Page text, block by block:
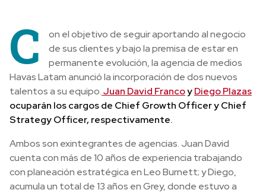
C
on el objetivo de seguir aportando al negocio
de sus clientes y bajo la premisa de estar en
permanente evolución, la agencia de medios
Havas Latam anunció la incorporación de dos nuevos
talentos a su equipo.Juan David FrancoyDiego Plazas
ocuparán los cargos de Chief Growth Officer y Chief
Strategy Officer, respectivamente.
Ambos son exintegrantes de agencias. Juan David
cuenta con más de 10 años de experiencia trabajando
con planeación estratégica en Leo Burnett; y Diego,
acumula un total de 13 años en Grey, donde estuvo a